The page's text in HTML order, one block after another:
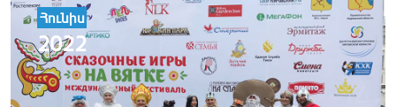
Հունիս
2022